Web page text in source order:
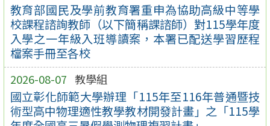
教育部國民及學前教育署重申為協助高級中等學
校課程諮詢教師（以下簡稱課諮師）對115學年度
入學之一年級入班導讀案，本署已配送學習歷程
檔案手冊至各校
2026-08-07 教學組
國立彰化師範大學辦理「115年至116年普通暨技
術型高中物理適性教學教材開發計畫」之「115學